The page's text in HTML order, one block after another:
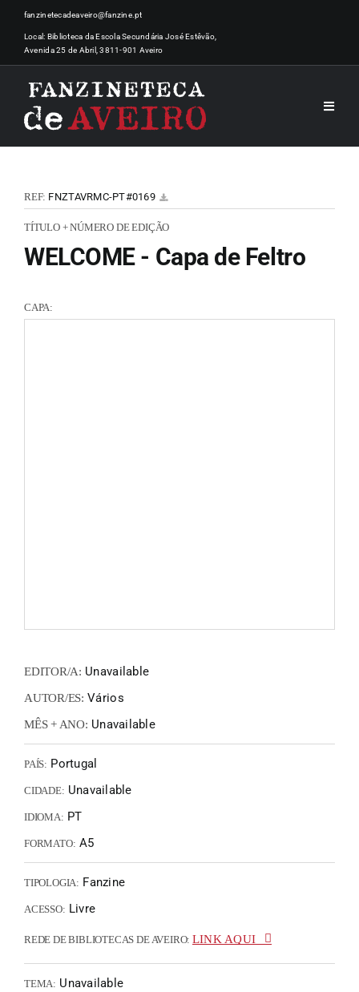
Skip
content
fanzinetecadeaveiro@fanzine.pt
Local: Biblioteca da Escola Secundária José Estêvão,
Avenida 25 de Abril, 3811-901 Aveiro
Toggle
REF: FNZTAVRMC-PT#0169
TÍTULO + NÚMERO DE EDIÇÃO
WELCOME - Capa de Feltro
CAPA:
EDITOR/A: Unavailable
AUTOR/ES: Vários
MÊS + ANO: Unavailable
PAÍS: Portugal
CIDADE: Unavailable
IDIOMA: PT
FORMATO: A5
TIPOLOGIA: Fanzine
ACESSO: Livre
REDE DE BIBLIOTECAS DE AVEIRO: LINK AQUI
TEMA: Unavailable